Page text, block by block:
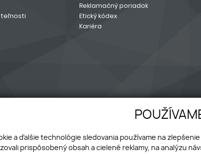
Reklamačný poriadok
Etický kódex
Kariéra
a ďalšie technológie sledovania používame na
prispôsobený obsah a cielené reklamy, na analýzu